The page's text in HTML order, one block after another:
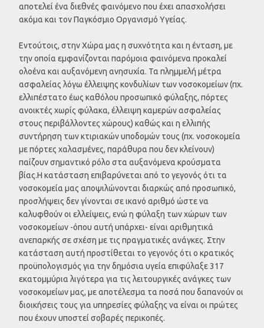
αποτελεί ένα διεθνές φαινόμενο που έχει απασχολήσει
ακόμα και τον Παγκόσμιο Οργανισμό Υγείας.
Εντούτοις, στην Χώρα μας η συχνότητα και η ένταση, με
την οποία εμφανίζονται παρόμοια φαινόμενα προκαλεί
ολοένα και αυξανόμενη ανησυχία. Τα πλημμελή μέτρα
ασφαλείας λόγω έλλειψης κονδυλίων των νοσοκομείων (πχ.
ελλιπέστατο έως καθόλου προσωπικό φύλαξης, πόρτες
ανοικτές χωρίς φύλακα, έλλειψη καμερών ασφαλείας
στους περιβάλλοντες χώρους) καθώς και η ελλιπής
συντήρηση των κτιριακών υποδομών τους (πχ. νοσοκομεία
με πόρτες χαλασμένες, παράθυρα που δεν κλείνουν)
παίζουν σημαντικό ρόλο στα αυξανόμενα κρούσματα
βίας.Η κατάσταση επιβαρύνεται από το γεγονός ότι τα
νοσοκομεία μας αποψιλώνονται διαρκώς από προσωπικό,
προσλήψεις δεν γίνονται σε ικανό αριθμό ώστε να
καλυφθούν οι ελλείψεις, ενώ η φύλαξη των χώρων των
νοσοκομείων -όπου αυτή υπάρχει- είναι αριθμητικά
ανεπαρκής σε σχέση με τις πραγματικές ανάγκες. Στην
κατάσταση αυτή προστίθεται το γεγονός ότι ο κρατικός
προϋπολογισμός για την δημόσια υγεία επιφύλαξε 317
εκατομμύρια λιγότερα για τις λειτουργικές ανάγκες των
νοσοκομείων μας, με αποτέλεσμα τα ποσά που δαπανούν οι
διοικήσεις τους για υπηρεσίες φύλαξης να είναι οι πρώτες
που έχουν υποστεί σοβαρές περικοπές.